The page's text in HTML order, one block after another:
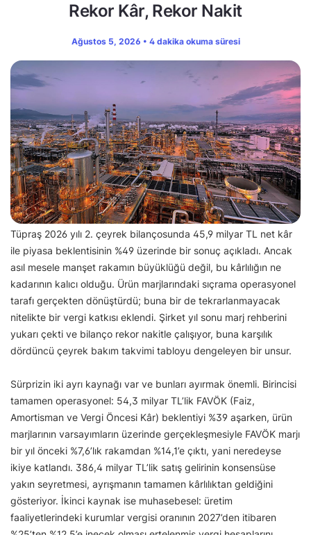
Rekor Kâr, Rekor Nakit
Ağustos 5, 2026 • 4 dakika okuma süresi
Tüpraş 2026 yılı 2. çeyrek bilançosunda 45,9 milyar TL net kâr
ile piyasa beklentisinin %49 üzerinde bir sonuç açıkladı. Ancak
asıl mesele manşet rakamın büyüklüğü değil, bu kârlılığın ne
kadarının kalıcı olduğu. Ürün marjlarındaki sıçrama operasyonel
tarafı gerçekten dönüştürdü; buna bir de tekrarlanmayacak
nitelikte bir vergi katkısı eklendi. Şirket yıl sonu marj rehberini
yukarı çekti ve bilanço rekor nakitle çalışıyor, buna karşılık
dördüncü çeyrek bakım takvimi tabloyu dengeleyen bir unsur.
Sürprizin iki ayrı kaynağı var ve bunları ayırmak önemli. Birincisi
tamamen operasyonel: 54,3 milyar TL’lik FAVÖK (Faiz,
Amortisman ve Vergi Öncesi Kâr) beklentiyi %39 aşarken, ürün
marjlarının varsayımların üzerinde gerçekleşmesiyle FAVÖK marjı
bir yıl önceki %7,6’lık rakamdan %14,1’e çıktı, yani neredeyse
ikiye katlandı. 386,4 milyar TL’lik satış gelirinin konsensüse
yakın seyretmesi, ayrışmanın tamamen kârlılıktan geldiğini
gösteriyor. İkinci kaynak ise muhasebesel: üretim
faaliyetlerindeki kurumlar vergisi oranının 2027’den itibaren